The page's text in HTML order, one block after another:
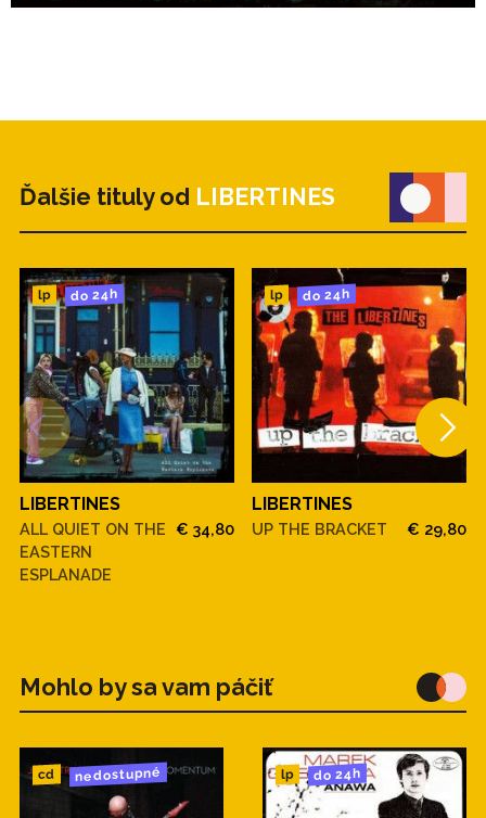
Ďalšie tituly od LIBERTINES
lp do 24h
LIBERTINES
ALL QUIET ON THE
EASTERN
ESPLANADE
€ 34,80
lp do 24h
LIBERTINES
UP THE BRACKET € 29,80
Mohlo by sa vam páčiť
cd nedostupné lp do 24h